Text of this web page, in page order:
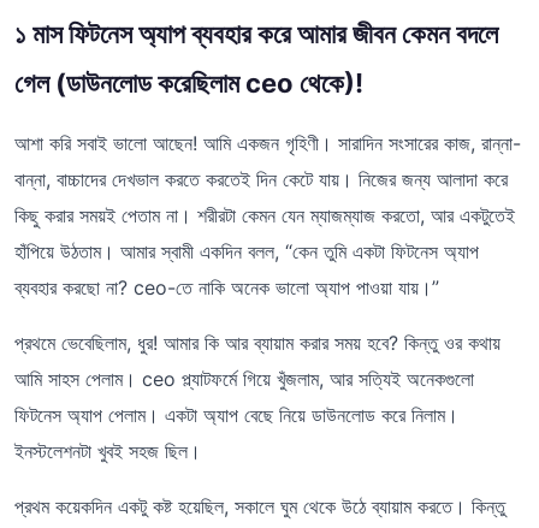
১ মাস ফিটনেস অ্যাপ ব্যবহার করে আমার জীবন কেমন বদলে
গেল (ডাউনলোড করেছিলাম ceo থেকে)!
আশা করি সবাই ভালো আছেন! আমি একজন গৃহিণী। সারাদিন সংসারের কাজ, রান্না-
বান্না, বাচ্চাদের দেখভাল করতে করতেই দিন কেটে যায়। নিজের জন্য আলাদা করে
কিছু করার সময়ই পেতাম না। শরীরটা কেমন যেন ম্যাজম্যাজ করতো, আর একটুতেই
হাঁপিয়ে উঠতাম। আমার স্বামী একদিন বলল, “কেন তুমি একটা ফিটনেস অ্যাপ
ব্যবহার করছো না? ceo-তে নাকি অনেক ভালো অ্যাপ পাওয়া যায়।”
প্রথমে ভেবেছিলাম, ধুর! আমার কি আর ব্যায়াম করার সময় হবে? কিন্তু ওর কথায়
আমি সাহস পেলাম। ceo প্ল্যাটফর্মে গিয়ে খুঁজলাম, আর সত্যিই অনেকগুলো
ফিটনেস অ্যাপ পেলাম। একটা অ্যাপ বেছে নিয়ে ডাউনলোড করে নিলাম।
ইনস্টলেশনটা খুবই সহজ ছিল।
প্রথম কয়েকদিন একটু কষ্ট হয়েছিল, সকালে ঘুম থেকে উঠে ব্যায়াম করতে। কিন্তু